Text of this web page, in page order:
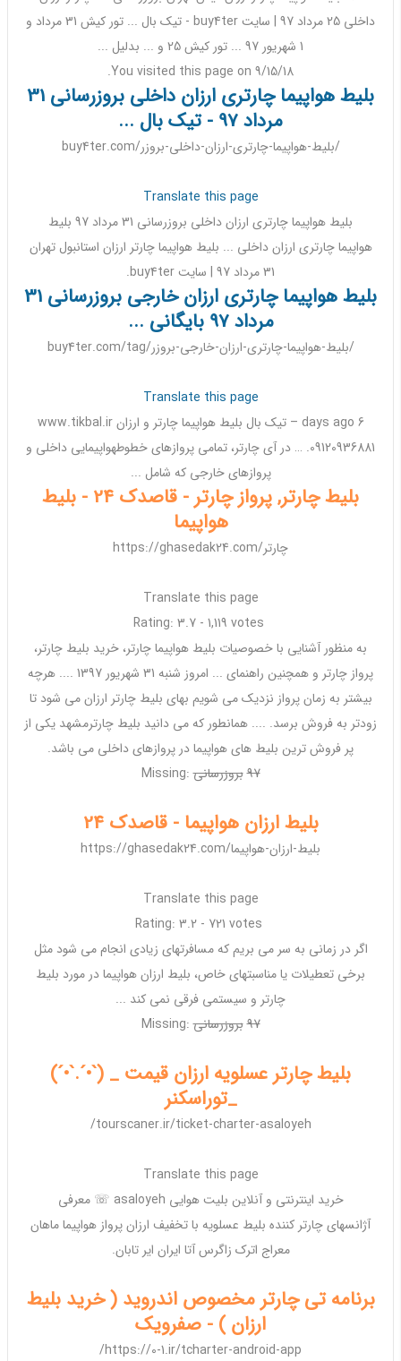
داخلی
97 | سایت buy4ter - تیک بال ... تور کیش 31مرداد و
1 شهریور 97
... تور کیش 25 و ... بدلیل ...
You visited this page on 9/15/18.
بلیط هواپیما چارتری ارزان داخلی بروزرسانی 31
مرداد 97 - تیک بال ...
buy4ter.com/بلیط-هواپیما-چارتری-ارزان-داخلی-بروزر/
Translate this page
بلیط هواپیماچارتری ارزان داخلی بروزرسانی 31 مرداد
97 بلیط
هواپیماچارتری ارزان داخلی ... بلیط هواپیما چارتر ارزان استانبول تهران
31 مرداد 97 | سایت buy4ter.
بلیط هواپیما چارتری ارزان خارجی بروزرسانی 31
مرداد 97 بایگانی ...
buy4ter.com/tag/بلیط-هواپیما-چارتری-ارزان-خارجی-بروزر/
Translate this page
6 days ago – تیک بال
بلیط هواپیما چارتر و ارزان www.tikbal.ir
09120936881. … در آی
چارتر، تمامی پروازهای خطوطهواپیمایی داخلی و
پروازهای خارجی که شامل ...
بلیط چارتر, پرواز چارتر - قاصدک 24 - بلیط
هواپیما
https://ghasedak24.com/چارتر
Translate this page
به منظور آشنایی با خصوصیات بلیط هواپیما چارتر، خرید بلیط چارتر،
پرواز چارتر و همچنین راهنمای ... امروز شنبه 31 شهریور
1397 .... هرچه
بیشتر به زمان پرواز نزدیک می شویم بهای بلیط چارتر ارزانمی شود تا
زودتر به فروش برسد. .... همانطور که می دانید بلیط چارترمشهد یکی از
پر فروش ترین بلیط هایهواپیمادر پروازهایداخلی می باشد.
Missing:بروزرسانی‎97
بلیط ارزان هواپیما - قاصدک 24
https://ghasedak24.com/بلیط-ارزان-هواپیما
Translate this page
اگر در زمانی به سر می بریم که مسافرتهای زیادی انجام می شود مثل
برخی تعطیلات یا مناسبتهای خاص، بلیط ارزان هواپیمادر مورد بلیط
چارتر و سیستمی فرقی نمی کند ...
Missing:بروزرسانی‎97
بلیط چارتر عسلویه ارزان قیمت _ (`•´.`•´)
_توراسکنر
tourscaner.ir/ticket-charter-asaloyeh/
Translate this page
خرید اینترنتی و آنلاین بلیت
هوایی asaloyeh ☏ معرفی
آژانسهایچارتر کننده بلیط عسلویه با تخفیف ارزانپرواز هواپیماماهان
معراج اترک زاگرس آتا ایران ایر تابان.
برنامه تی چارتر مخصوص اندروید ( خرید بلیط
ارزان ) - صفرویک
https://0-1.ir/tcharter-android-app/